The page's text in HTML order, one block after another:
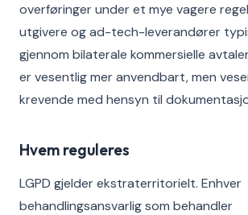
overføringer under et mye vagere
utgivere og ad-tech-leverandører
gjennom bilaterale kommersielle
er vesentlig mer anvendbart, men
krevende med hensyn til
Hvem reguleres
LGPD gjelder ekstraterritorielt. Enhver
behandlingsansvarlig som behandler